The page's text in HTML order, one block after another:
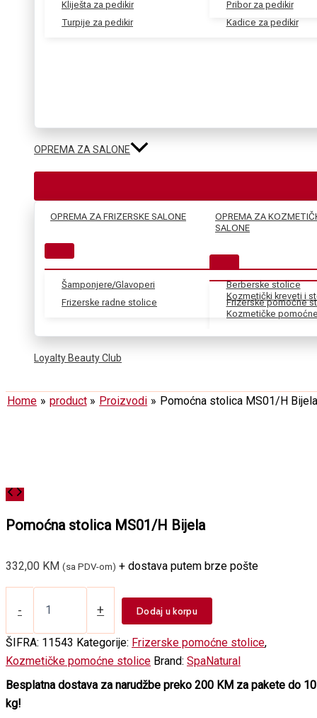
Kliješta za pedikir
Turpije za pedikir
Pribor za pedikir
Kadice za pedikir
OPREMA ZA SALONE
OPREMA ZA FRIZERSKE SALONE
Šamponjere/Glavoperi
Frizerske radne stolice
Berberske stolice
Frizerske pomoćne
OPREMA ZA
SALONE
Kozmetički kreveti i
Kozmetičke
Loyalty Beauty Club
Home product Proizvodi Pomoćna stolica MS01/H Bijela
Pomoćna stolica MS01/H Bijela
332,00 KM (sa PDV-om) + dostava putem brze pošte
-
Bijela
količina
+ Dodaj u korpu
ŠIFRA: 11543 Kategorije: Frizerske pomoćne stolice,
Kozmetičke pomoćne stolice Brand: SpaNatural
Besplatna dostava za narudžbe preko 200 KM za pakete do 10
kg!